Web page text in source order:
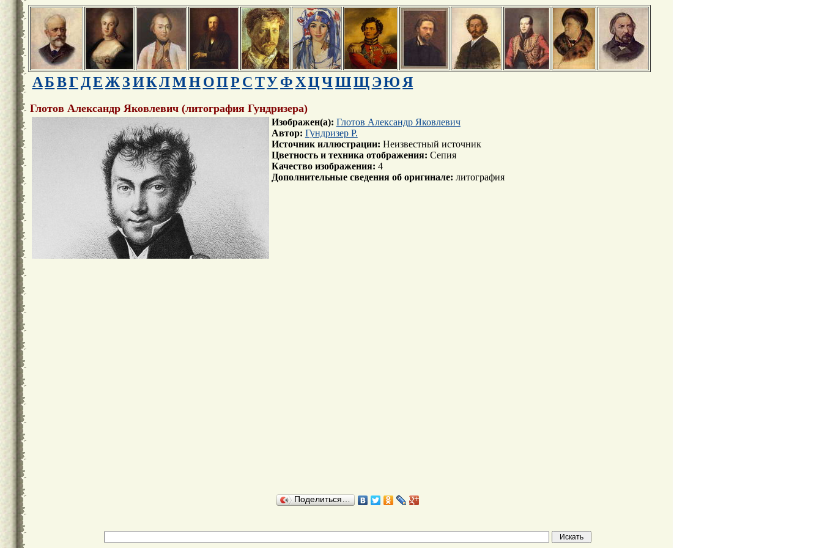
АБВГ ДЕ Ж ЗИКЛМН ОПР СТУФ ХЦЧШЩЭЮ Я
Глотов Александр Яковлевич (литография Гундризера)
Изображен(а): Глотов Александр Яковлевич
Автор: Гундризер Р.
Источник иллюстрации: Неизвестный источник
Цветность и техника отображения: Сепия
Качество изображения: 4
Дополнительные сведения об оригинале: литография
Поделиться…